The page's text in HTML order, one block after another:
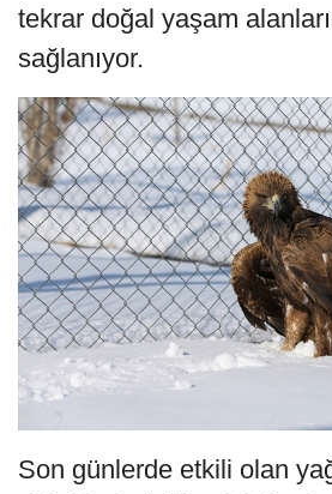
tekrar doğal yaşam
sağlanıyor.
Son günlerde etkili olan